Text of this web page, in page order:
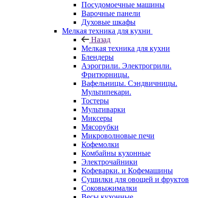
Посудомоечные машины
Варочные панели
Духовые шкафы
Мелкая техника для кухни
Назад
Мелкая техника для кухни
Блендеры
Аэрогрили. Электрогрили.
Фритюрницы.
Вафельницы. Сэндвичницы.
Мультипекари.
Тостеры
Мультиварки
Миксеры
Мясорубки
Микроволновые печи
Кофемолки
Комбайны кухонные
Электрочайники
Кофеварки. и Кофемашины
Сушилки для овощей и фруктов
Соковыжималки